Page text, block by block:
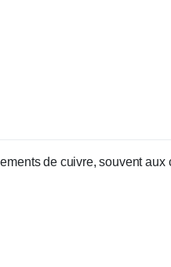
de cuivre, souvent aux